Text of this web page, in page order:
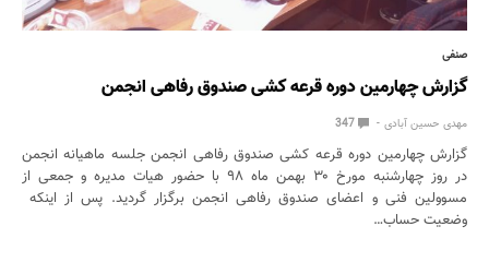
صنفی
گزارش چهارمین دوره قرعه کشی صندوق رفاهی انجمن
مهدی حسین آبادی
گزارش چهارمین دوره قرعه کشی صندوق رفاهی انجمن جلسه ماهیانه انجمن
در روز چهارشنبه مورخ ۳۰ بهمن ماه ۹۸ با حضور هیات مدیره و جمعی از
مسوولین فنی و اعضای صندوق رفاهی انجمن برگزار گردید. پس از اینکه
وضعیت حساب…